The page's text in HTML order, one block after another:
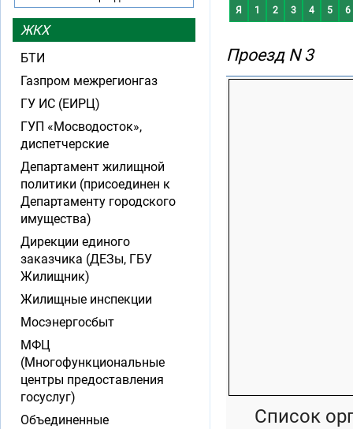
Я 1 2 3 4 5 6
Проезд N 3
Список
ЖКХ
БТИ
Газпром межрегионгаз
ГУ ИС (ЕИРЦ)
ГУП «Мосводосток»,
диспетчерские
Департамент жилищной
политики (присоединен к
Департаменту городского
имущества)
Дирекции единого
заказчика (ДЕЗы, ГБУ
Жилищник)
Жилищные инспекции
Мосэнергосбыт
МФЦ
(Многофункциональные
центры предоставления
госуслуг)
Объединенные